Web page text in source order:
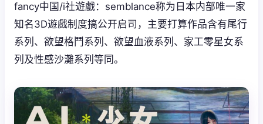
fancy中国/i社遊戲：semblance称为日本内部唯一家
知名3D遊戲制度搞公开启司，主要打算作品含有尾行
系列、欲望格鬥系列、欲望血液系列、家工零星女系
列及性感沙灘系列等同。